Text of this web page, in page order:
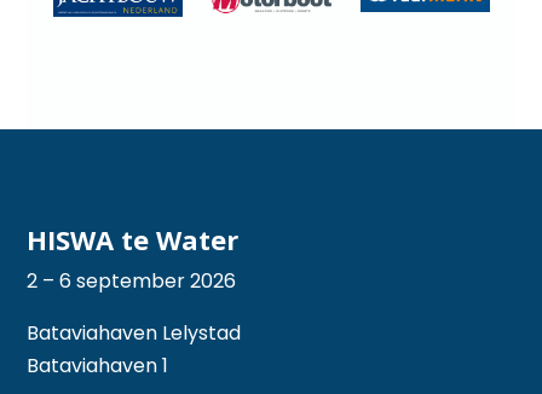
HISWA te Water
2 – 6 september 2026
Bataviahaven Lelystad
Bataviahaven 1